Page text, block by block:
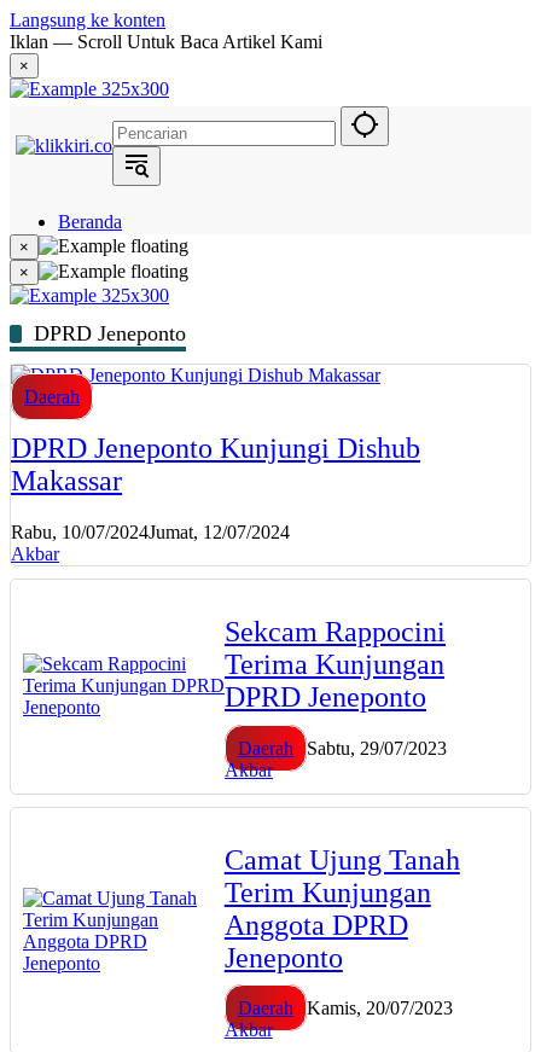
Langsung ke konten
Iklan — Scroll Untuk Baca Artikel Kami
×
Beranda
Hukum
Berita
Politik
Narasi
Daerah
Metropolis
Eksekutif
×
×
DPRD Jeneponto
Daerah
DPRD Jeneponto Kunjungi Dishub
Makassar
Rabu, 10/07/2024Jumat, 12/07/2024
Akbar
Sekcam Rappocini
Terima Kunjungan
DPRD Jeneponto
Daerah
Sabtu, 29/07/2023
Akbar
Camat Ujung Tanah
Terim Kunjungan
Anggota DPRD
Jeneponto
Daerah
Kamis, 20/07/2023
Akbar